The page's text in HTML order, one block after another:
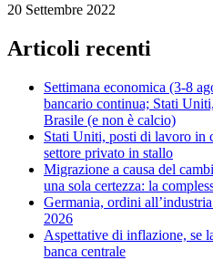
20 Settembre 2022
Articoli recenti
Settimana economica (3-8
bancario continua; Stati
Brasile (e non è calcio)
Stati Uniti, posti di lavoro in
settore privato in stallo
Migrazione a causa del
una sola certezza: la
Germania, ordini
2026
Aspettative di inflazione, se
banca centrale